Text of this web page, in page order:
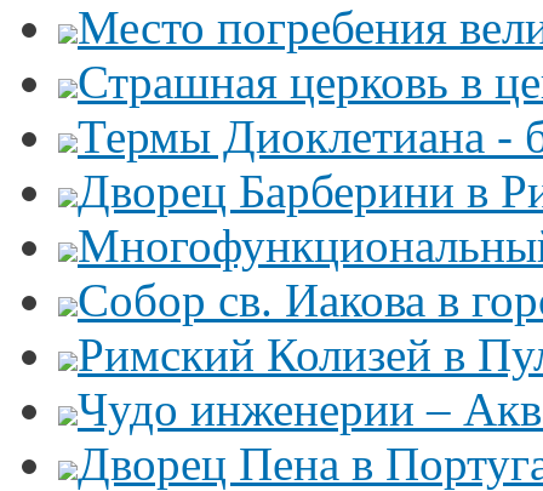
Место погребения
Страшная церковь в
Термы Диоклетиана -
Дворец Барберини в
Собор св. Иакова в
Римский Колизей в
Чудо инженерии –
Дворец Пена в